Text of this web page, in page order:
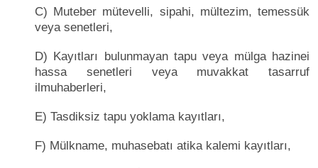
C) Muteber mütevelli, sipahi, mültezim, temessük
veya senetleri,
D) Kayıtları bulunmayan tapu veya mülga hazinei
hassa senetleri veya muvakkat tasarruf
ilmuhaberleri,
E) Tasdiksiz tapu yoklama kayıtları,
F) Mülkname, muhasebatı atika kalemi kayıtları,